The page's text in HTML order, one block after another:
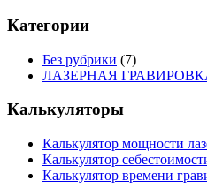
Категории
Без рубрики (7)
ЛАЗЕРНАЯ
Калькуляторы
Калькулятор мощности
Калькулятор
Калькулятор времени